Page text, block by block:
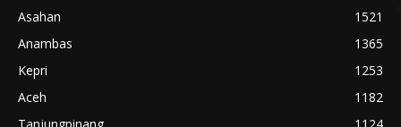
Asahan
1521
Anambas
1365
Kepri
1253
Aceh
1182